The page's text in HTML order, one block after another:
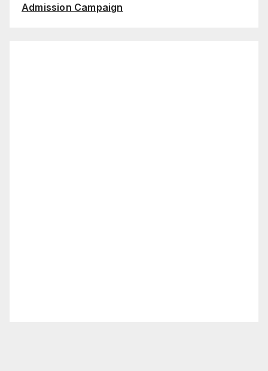
Admission Campaign